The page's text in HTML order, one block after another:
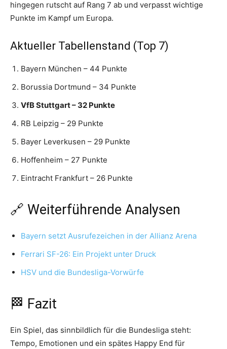
hingegen rutscht auf Rang 7 ab und verpasst wichtige
Punkte im Kampf um Europa.
Aktueller Tabellenstand (Top 7)
Bayern München – 44 Punkte
Borussia Dortmund – 34 Punkte
VfB Stuttgart – 32 Punkte
RB Leipzig – 29 Punkte
Bayer Leverkusen – 29 Punkte
Hoffenheim – 27 Punkte
Eintracht Frankfurt – 26 Punkte
🔗 Weiterführende Analysen
Bayern setzt Ausrufezeichen in der Allianz Arena
Ferrari SF-26: Ein Projekt unter Druck
HSV und die Bundesliga-Vorwürfe
🏁 Fazit
Ein Spiel, das sinnbildlich für die Bundesliga steht:
Tempo, Emotionen und ein spätes Happy End für